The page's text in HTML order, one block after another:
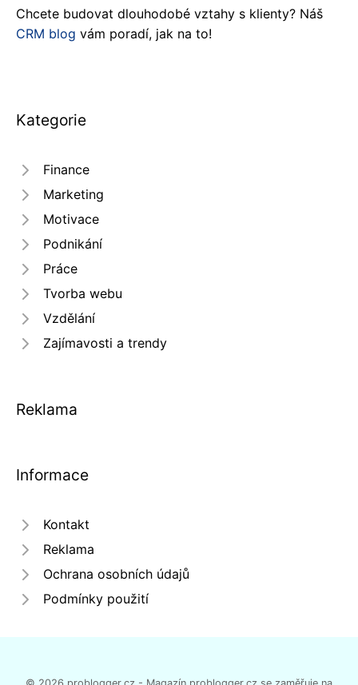
Chcete budovat dlouhodobé vztahy s klienty? Náš
CRM blog vám poradí, jak na to!
Kategorie
Finance
Marketing
Motivace
Podnikání
Práce
Tvorba webu
Vzdělání
Zajímavosti a trendy
Reklama
Informace
Kontakt
Reklama
Ochrana osobních údajů
Podmínky použití